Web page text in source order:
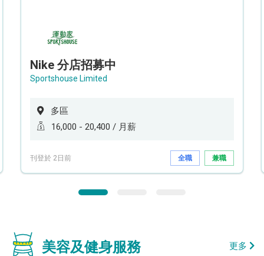
Nike 分店招募中
Sportshouse Limited
多區
16,000 - 20,400 / 月薪
刊登於 2日前 全職 兼職
美容及健身服務 更多